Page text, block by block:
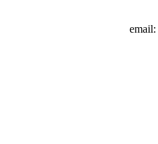
email: